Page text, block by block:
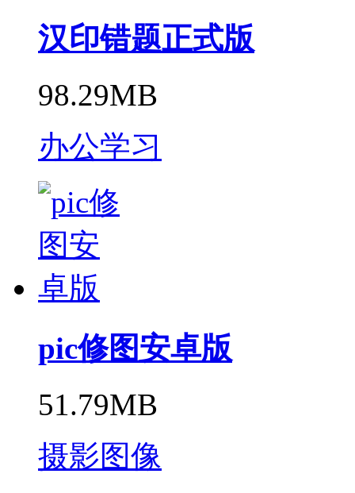
汉印错题正式版
98.29MB
办公学习
pic修图安卓版
51.79MB
摄影图像